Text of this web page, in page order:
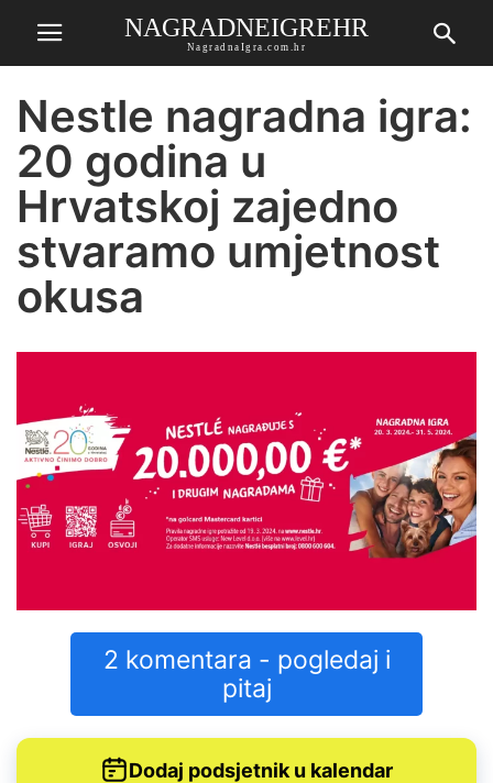
NAGRADNEIGREHR
NagradnaIgra.com.hr
Nestle nagradna igra:
20 godina u
Hrvatskoj zajedno
stvaramo umjetnost
okusa
2 komentara - pogledaj i
pitaj
Dodaj podsjetnik u kalendar